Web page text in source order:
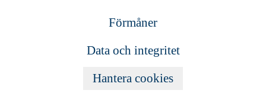
Förmåner
Data och integritet
Hantera cookies